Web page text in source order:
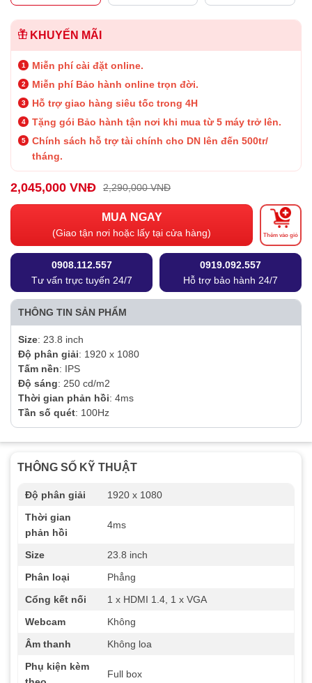
KHUYẾN MÃI
Miễn phí cài đặt online.
Miễn phí Bảo hành online trọn đời.
Hỗ trợ giao hàng siêu tốc trong 4H
Tặng gói Bảo hành tận nơi khi mua từ 5 máy trở lên.
Chính sách hỗ trợ tài chính cho DN lên đến 500tr/
tháng.
2,045,000 VNĐ 2,290,000 VNĐ
MUA NGAY
(Giao tận nơi hoặc lấy tại cửa hàng) Thêm vào giỏ
0908.112.557
Tư vấn trực tuyến 24/7
0919.092.557
Hỗ trợ bảo hành 24/7
THÔNG TIN SẢN PHẨM
Size: 23.8 inch
Độ phân giải: 1920 x 1080
Tấm nền: IPS
Độ sáng: 250 cd/m2
Thời gian phản hồi: 4ms
Tần số quét: 100Hz
THÔNG SỐ KỸ THUẬT
Độ phân giải
1920 x 1080
Thời gian
phản hồi
4ms
Size
23.8 inch
Phân loại
Phẳng
Cổng kết nối
1 x HDMI 1.4, 1 x VGA
Webcam
Không
Âm thanh
Không loa
Phụ kiện kèm
Full box